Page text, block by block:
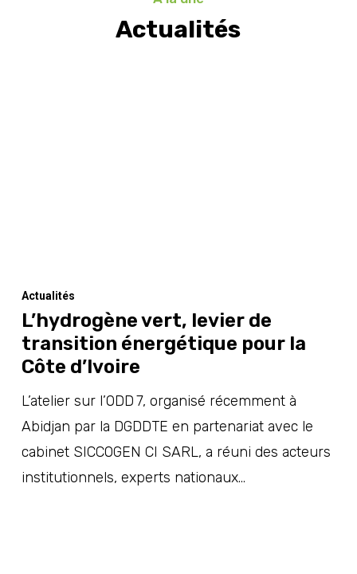
Actualités
Actualités
L’hydrogène vert, levier de
transition énergétique pour la
Côte d’Ivoire
L’atelier sur l’ODD 7, organisé récemment à
Abidjan par la DGDDTE en partenariat avec le
cabinet SICCOGEN CI SARL, a réuni des acteurs
institutionnels, experts nationaux…